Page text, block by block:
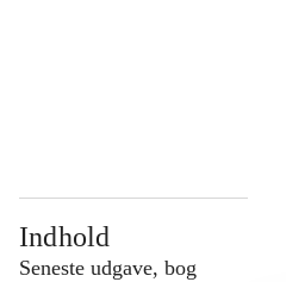
Indhold
Seneste udgave, bog